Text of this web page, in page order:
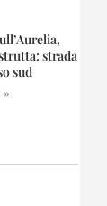
strada
sud
»